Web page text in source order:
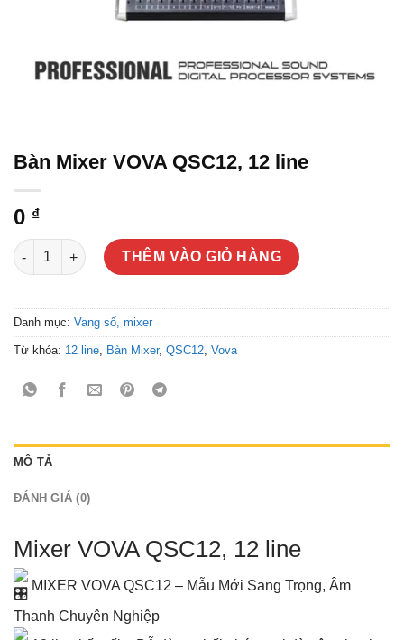
Bàn Mixer VOVA QSC12, 12 line
0 ₫
Bàn Mixer VOVA QSC12, 12 line số lượng
THÊM VÀO GIỎ HÀNG
Danh mục: Vang số, mixer
Từ khóa: 12 line Bàn Mixer, QSC12 Vova
MÔ TẢ
ĐÁNH GIÁ (0)
Mixer VOVA QSC12, 12 line
MIXER VOVA QSC12 – Mẫu Mới Sang Trọng, Âm
Thanh Chuyên Nghiệp